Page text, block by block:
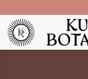
Inhalt
springen